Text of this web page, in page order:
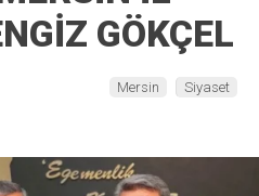
GÖKÇEL
Mersin Siyaset